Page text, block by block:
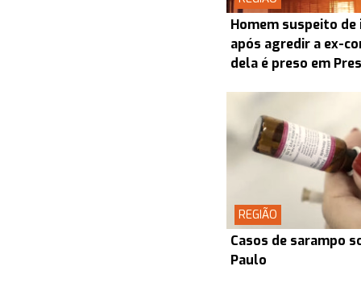
Homem suspeito de
após agredir a ex-
dela é preso em
REGIÃO
Casos de sarampo
Paulo